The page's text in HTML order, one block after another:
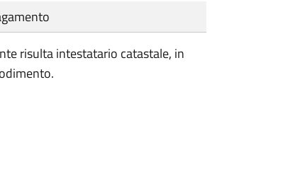
risulta intestatario catastale, in